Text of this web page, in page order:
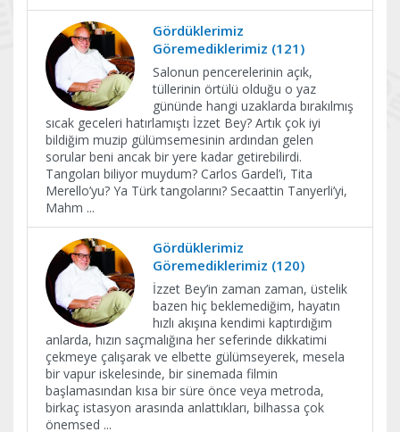
Gördüklerimiz
Göremediklerimiz (121)
Salonun pencerelerinin açık,
tüllerinin örtülü olduğu o yaz
gününde hangi uzaklarda bırakılmış
sıcak geceleri hatırlamıştı İzzet Bey? Artık çok iyi
bildiğim muzip gülümsemesinin ardından gelen
sorular beni ancak bir yere kadar getirebilirdi.
Tangoları biliyor muydum? Carlos Gardel’i, Tita
Merello’yu? Ya Türk tangolarını? Secaattin Tanyerli’yi,
Mahm ...
Gördüklerimiz
Göremediklerimiz (120)
İzzet Bey’in zaman zaman, üstelik
bazen hiç beklemediğim, hayatın
hızlı akışına kendimi kaptırdığım
anlarda, hızın saçmalığına her seferinde dikkatimi
çekmeye çalışarak ve elbette gülümseyerek, mesela
bir vapur iskelesinde, bir sinemada filmin
başlamasından kısa bir süre önce veya metroda,
birkaç istasyon arasında anlattıkları, bilhassa çok
önemsed ...